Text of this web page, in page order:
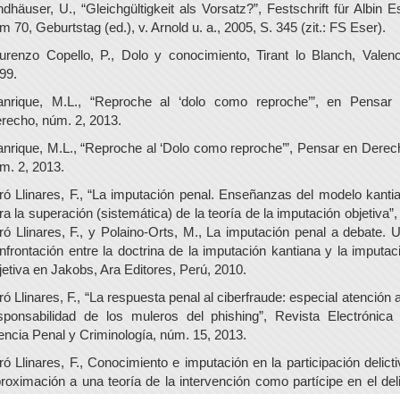
U., “Gleichgültigkeit als Vorsatz?”, Festschrift für Albin
70, Geburtstag (ed.), v. Arnold u. a., 2005, S. 345 (zit.: FS Eser).
Copello, P., Dolo y conocimiento, Tirant lo Blanch,
M.L., “Reproche al ‘dolo como reproche’”, en Pensar
núm. 2, 2013.
M.L., “Reproche al ‘Dolo como reproche’”, Pensar en
2, 2013.
Llinares, F., “La imputación penal. Enseñanzas del modelo
la superación (sistemática) de la teoría de la imputación objetiva”,
Llinares, F., y Polaino-Orts, M., La imputación penal a debate.
entre la doctrina de la imputación kantiana y la
en Jakobs, Ara Editores, Perú, 2010.
Llinares, F., “La respuesta penal al ciberfraude: especial atención
de los muleros del phishing”, Revista Electrónica
Penal y Criminología, núm. 15, 2013.
Llinares, F., Conocimiento e imputación en la participación
a una teoría de la intervención como partícipe en el